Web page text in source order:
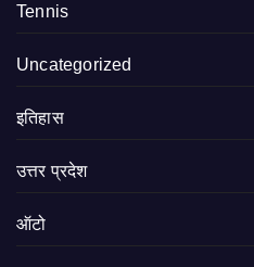
Tennis
Uncategorized
इतिहास
उत्तर प्रदेश
ऑटो